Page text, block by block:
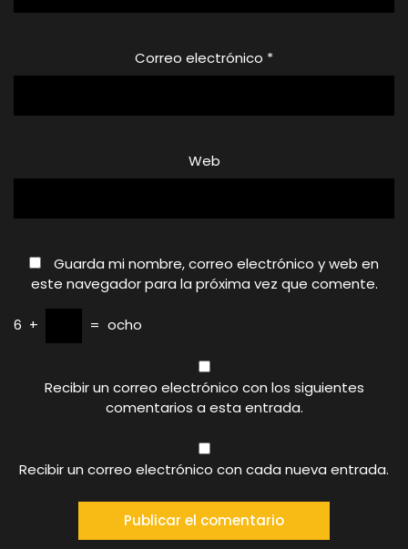
Correo electrónico *
Web
Guarda mi nombre, correo electrónico y web en
este navegador para la próxima vez que comente.
6 + = ocho
Recibir un correo electrónico con los siguientes
comentarios a esta entrada.
Recibir un correo electrónico con cada nueva entrada.